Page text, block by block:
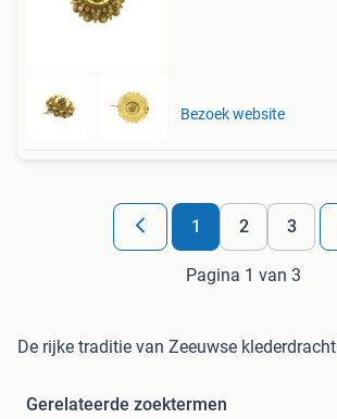
Bezoek website
1 2 3
Pagina 1 van 3
De rijke traditie van Zeeuwse klederdracht
Gerelateerde zoektermen